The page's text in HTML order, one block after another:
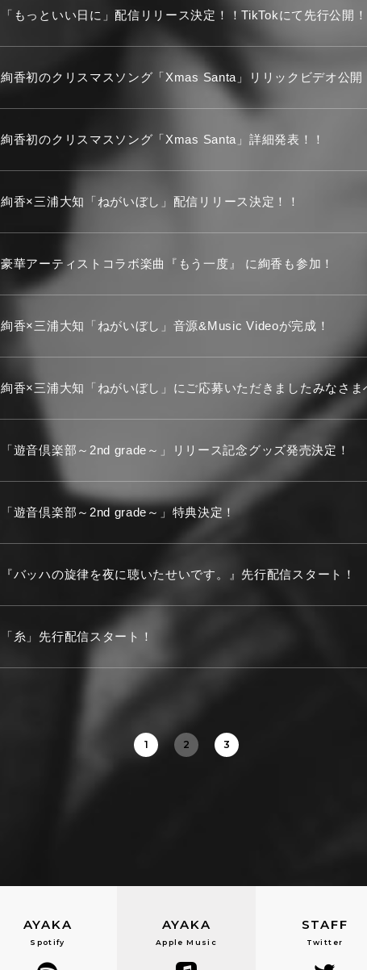
「もっといい日に」配信リリース決定！！TikTokにて先行公開！
絢香初のクリスマスソング「Xmas Santa」リリックビデオ公開
絢香初のクリスマスソング「Xmas Santa」詳細発表！！
絢香×三浦大知「ねがいぼし」配信リリース決定！！
豪華アーティストコラボ楽曲『もう一度』 に絢香も参加！
絢香×三浦大知「ねがいぼし」音源&Music Videoが完成！
絢香×三浦大知「ねがいぼし」にご応募いただきましたみなさま
「遊音倶楽部～2nd grade～」リリース記念グッズ発売決定！
「遊音倶楽部～2nd grade～」特典決定！
『バッハの旋律を夜に聴いたせいです。』先行配信スタート！
「糸」先行配信スタート！
1 2 3
AYAKA
Spotify
AYAKA
Apple Music
STAFF
Twitter